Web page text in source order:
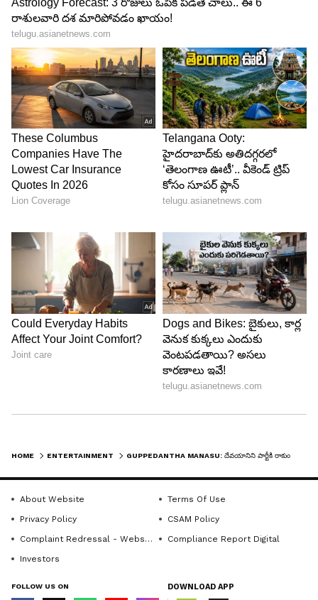
చెప్పారు నువ్వు వెళ్ళు అని అంటాడు ఫణీంద్ర. అప్పుడు సరే
అని నేను కూడా వెళ్తాను అంటాడు రిషి. ఆ తర్వాత గౌతమ్
పక్కకు వెళ్లి నవ్వుకుంటూ ఉండగా ఇంతలో మహేంద్ర
అక్కడికి వస్తాడు. అప్పుడు మహేంద్రతో అబద్ధం చెప్పి
అక్కడ నుంచి పంపిస్తాడు గౌతమ్.
5
5
ఆ తర్వాత వసుధార రిషి తెచ్చిన చీర కట్టుకుని అద్దం
ముందు మురిసిపోతూ ఉంటుంది. శారీలో నేను ఎలా
ఉన్నాను అనుకుంటూ రిషి తయారవుతుండగా అక్కడికి వెళ్లి
రిషి కళ్ళు కప్పుతుంది. అప్పుడు వసుధారని చీరలో చూసిన
రిషి అలాగే చూస్తూ ఉంటాడు. అప్పుడు రిషి నువ్వు చాలా
HOME ENTERTAINMENT
About Website
Terms Of Use
Privacy Policy
CSAM Policy
Complaint Redressal - Website
Compliance Report Digital
Investors
FOLLOW US ON DOWNLOAD APP